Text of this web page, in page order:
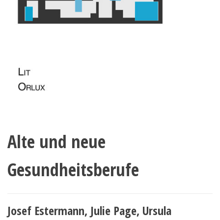
Alte und neue
Gesundheitsberufe
Josef Estermann, Julie Page, Ursula